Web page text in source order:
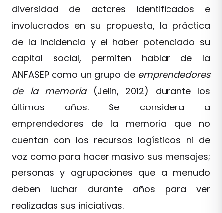
diversidad de actores identificados e
involucrados en su propuesta, la práctica
de la incidencia y el haber potenciado su
capital social, permiten hablar de la
ANFASEP como un grupo de emprendedores
de la memoria(Jelin, 2012) durante los
últimos años. Se considera a
emprendedores de la memoria que no
cuentan con los recursos logísticos ni de
voz como para hacer masivo sus mensajes;
personas y agrupaciones que a menudo
deben luchar durante años para ver
realizadas sus iniciativas.